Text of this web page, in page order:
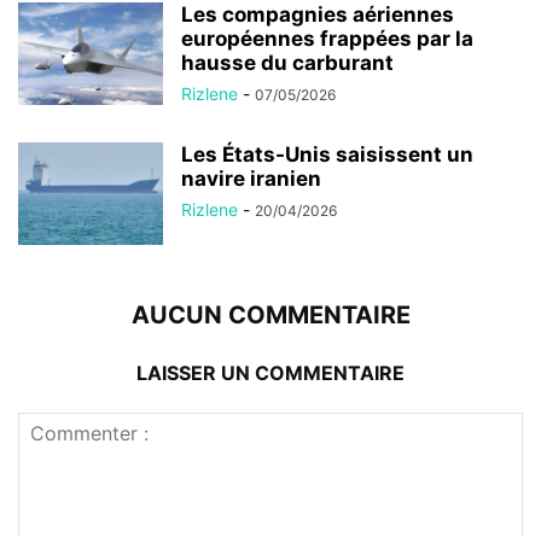
Les compagnies aériennes
européennes frappées par la
hausse du carburant
Rizlene - 07/05/2026
Les États-Unis saisissent un
navire iranien
Rizlene - 20/04/2026
AUCUN COMMENTAIRE
LAISSER UN COMMENTAIRE